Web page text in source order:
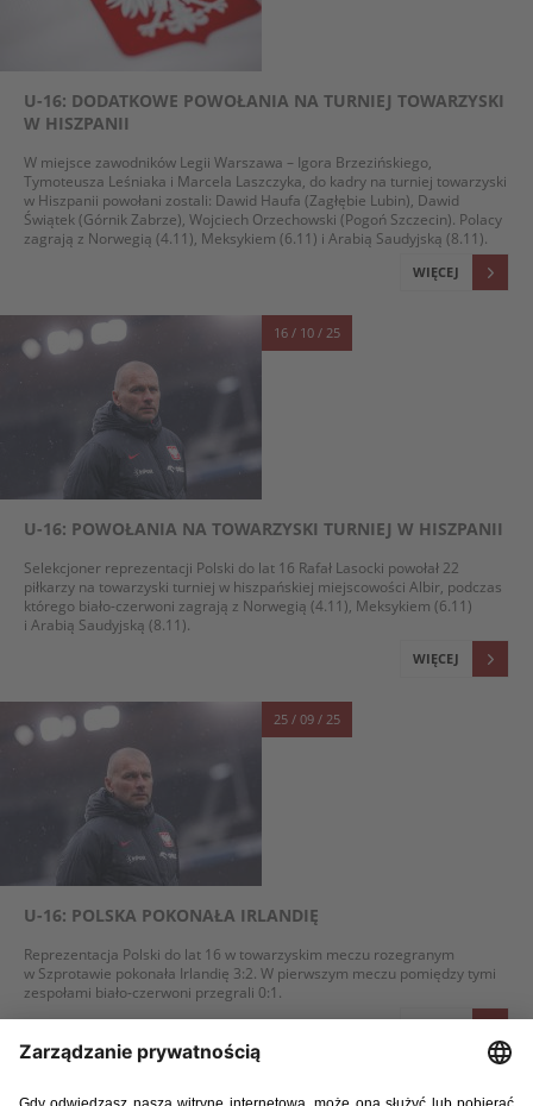
U-16: DODATKOWE POWOŁANIA NA TURNIEJ TOWARZYSKI
W HISZPANII
W miejsce zawodników Legii Warszawa – Igora Brzezińskiego,
Tymoteusza Leśniaka i Marcela Laszczyka, do kadry na turniej towarzyski
w Hiszpanii powołani zostali: Dawid Haufa (Zagłębie Lubin), Dawid
Świątek (Górnik Zabrze), Wojciech Orzechowski (Pogoń Szczecin). Polacy
zagrają z Norwegią (4.11), Meksykiem (6.11) i Arabią Saudyjską (8.11).
WIĘCEJ
16 / 10 / 25
U-16: POWOŁANIA NA TOWARZYSKI TURNIEJ W HISZPANII
Selekcjoner reprezentacji Polski do lat 16 Rafał Lasocki powołał 22
piłkarzy na towarzyski turniej w hiszpańskiej miejscowości Albir, podczas
którego biało-czerwoni zagrają z Norwegią (4.11), Meksykiem (6.11)
i Arabią Saudyjską (8.11).
WIĘCEJ
25 / 09 / 25
U-16: POLSKA POKONAŁA IRLANDIĘ
Reprezentacja Polski do lat 16 w towarzyskim meczu rozegranym
w Szprotawie pokonała Irlandię 3:2. W pierwszym meczu pomiędzy tymi
zespołami biało-czerwoni przegrali 0:1.